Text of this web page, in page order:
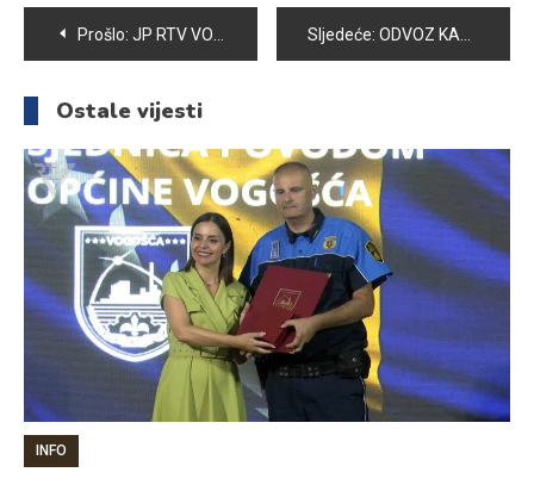
Navigacija
članaka
Prošlo: JP RTV VOGOŠĆA USPJEŠNO POSLOVALO U 2016. GODINI Sljedeće: ODVOZ KABASTOG OTPADA SA PODRUČJA OPĆINE VOGOŠĆA PLANIRAN JE 8. I 9. APRILA
Ostale vijesti
INFO